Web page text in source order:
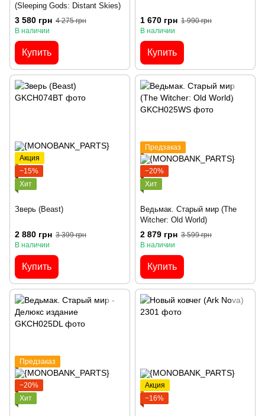
(Sleeping Gods: Distant Skies)
3 580 грн 4 275 грн
В наличии
Купить
1 670 грн 1 990 грн
В наличии
Купить
Акция
−15%
Хит
Зверь (Beast)
2 880 грн 3 399 грн
В наличии
Купить
Предзаказ
−20%
Хит
Ведьмак. Старый мир (The
Witcher: Old World)
2 879 грн 3 599 грн
В наличии
Купить
Предзаказ
−20%
Хит
Акция
−16%